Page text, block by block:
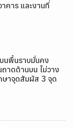
คาร และงานที่
นพื้นราบมั่นคง
าดด้านบน ไม่วาง
ษาจุดสัมผัส 3 จุด